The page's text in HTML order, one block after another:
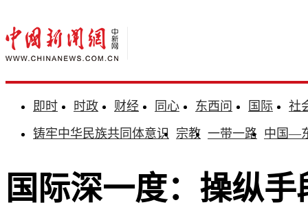
即时 时政 财经 同心 东西问 国际
社
铸牢中华民族共同体意识 宗教 一带一路 中国—
国际深一度：操纵